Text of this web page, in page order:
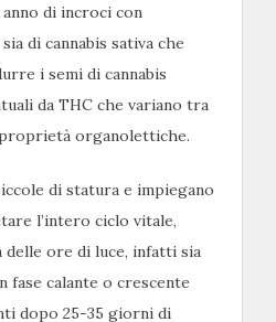
di incroci con
di cannabis sativa che
i semi di cannabis
da THC che variano tra
organolettiche.
di statura e impiegano
l’intero ciclo vitale,
delle ore di luce, infatti sia
fase calante o crescente
dopo 25-35 giorni di